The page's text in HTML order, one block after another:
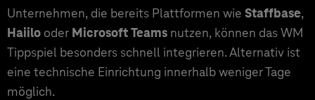
Unternehmen, die bereits Plattformen wie Staffbase,
Haiilo oder Microsoft Teams nutzen, können das WM
Tippspiel besonders schnell integrieren. Alternativ ist
eine technische Einrichtung innerhalb weniger Tage
möglich.